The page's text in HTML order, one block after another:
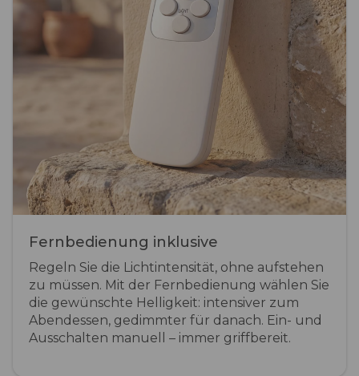
Fernbedienung inklusive
Regeln Sie die Lichtintensität, ohne aufstehen
zu müssen. Mit der Fernbedienung wählen Sie
die gewünschte Helligkeit: intensiver zum
Abendessen, gedimmter für danach. Ein- und
Ausschalten manuell – immer griffbereit.